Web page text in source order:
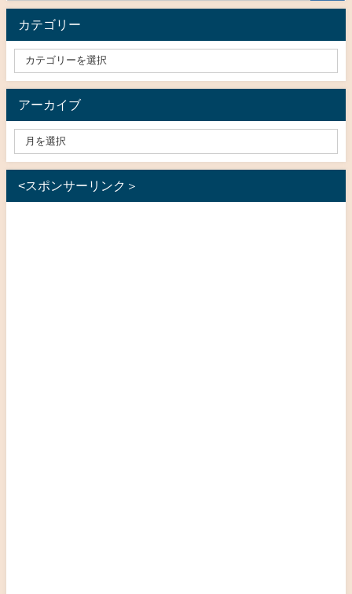
カテゴリー
アーカイブ
<スポンサーリンク＞